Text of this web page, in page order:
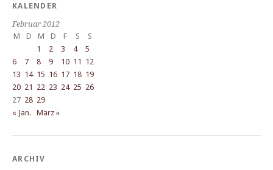
KALENDER
Februar 2012
M
D M D F S
S
1
2 3 4
5
6
7 8 9 10 11 12
13 14 15 16 17 18 19
20 21 22 23 24 25 26
27 28 29
« Jan. März »
ARCHIV